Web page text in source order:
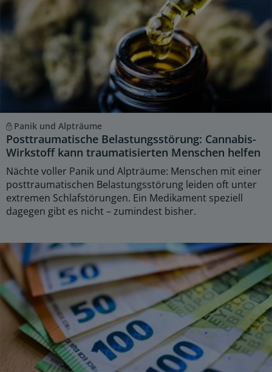
Panik und Alpträume
Posttraumatische Belastungsstörung: Cannabis-
Wirkstoff kann traumatisierten Menschen helfen
Nächte voller Panik und Alpträume: Menschen mit einer
posttraumatischen Belastungsstörung leiden oft unter
extremen Schlafstörungen. Ein Medikament speziell
dagegen gibt es nicht – zumindest bisher.